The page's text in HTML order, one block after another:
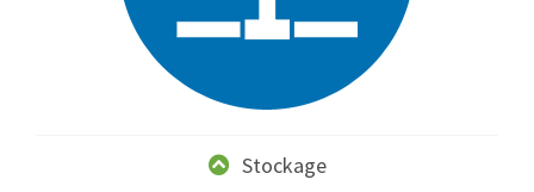
Stockage